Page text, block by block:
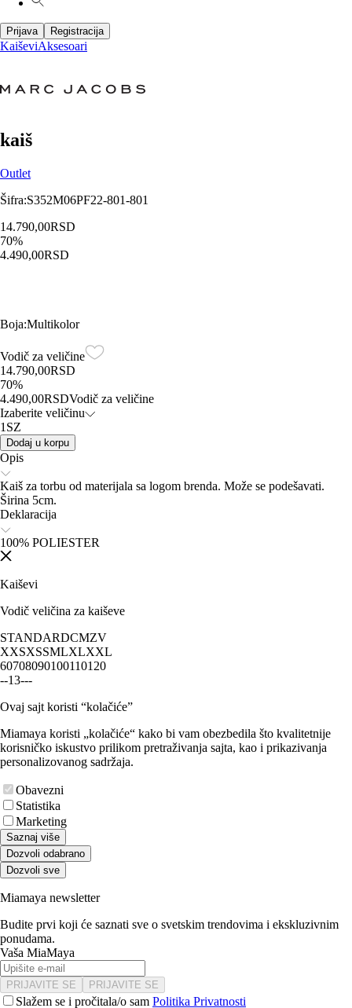
Prijava Registracija
KaiševiAksesoari
kaiš
Outlet
Šifra:S352M06PF22-801-801
14.790,00RSD
70%
4.490,00RSD
Boja:Multikolor
Vodič za veličine
14.790,00RSD
70%
4.490,00RSDVodič za veličine
Izaberite veličinu
1SZ
Dodaj u korpu
Opis
Kaiš za torbu od materijala sa logom brenda. Može se podešavati.
Širina 5cm.
Deklaracija
100% POLIESTER
Kaiševi
Vodič veličina za kaiševe
STANDARDCMZV
XXSXSSMLXLXXL
60708090100110120
--13---
Ovaj sajt koristi “kolačiće”
Miamaya koristi „kolačiće“ kako bi vam obezbedila što kvalitetnije
korisničko iskustvo prilikom pretraživanja sajta, kao i prikazivanja
personalizovanog sadržaja.
Obavezni
Statistika
Marketing
Saznaj više
Dozvoli odabrano
Dozvoli sve
Miamaya newsletter
Budite prvi koji će saznati sve o svetskim trendovima i ekskluzivnim
ponudama.
Vaša MiaMaya
PRIJAVITE SE PRIJAVITE SE
Slažem se i pročitala/o sam Politika Privatnosti